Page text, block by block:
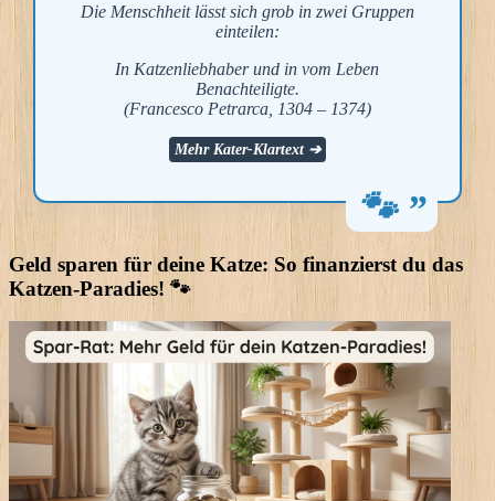
Die Menschheit lässt sich grob in zwei Gruppen
einteilen:
In Katzenliebhaber und in vom Leben
Benachteiligte.
(Francesco Petrarca, 1304 – 1374)
Mehr Kater-Klartext ➔
Geld sparen für deine Katze: So finanzierst du das
Katzen-Paradies! 🐾